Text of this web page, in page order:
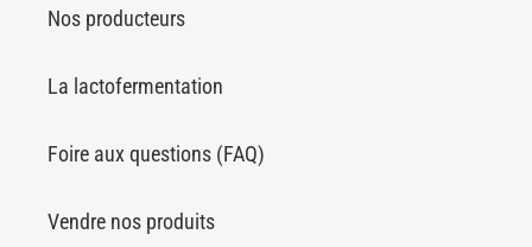
Nos producteurs
La lactofermentation
Foire aux questions (FAQ)
Vendre nos produits